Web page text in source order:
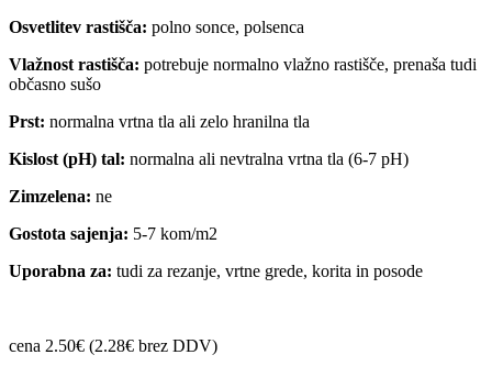
Osvetlitev rastišča: polno sonce, polsenca
Vlažnost rastišča: potrebuje normalno vlažno rastišče, prenaša tudi
občasno sušo
Prst: normalna vrtna tla ali zelo hranilna tla
Kislost (pH) tal: normalna ali nevtralna vrtna tla (6-7 pH)
Zimzelena: ne
Gostota sajenja: 5-7 kom/m2
Uporabna za: tudi za rezanje, vrtne grede, korita in posode
cena 2.50€ (2.28€ brez DDV)